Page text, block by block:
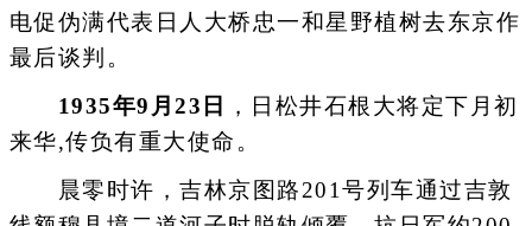
电促伪满代表日人大桥忠一和星野植树去东京作
最后谈判。
1935年9月23日
，日松井石根大将定下月初
来华,传负有重大使命。
晨零时许，吉林京图路201号列车通过吉敦